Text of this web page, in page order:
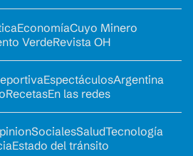
EconomíaCuyo Minero
VerdeRevista OH
EspectáculosArgentina
RecetasEn las redes
SocialesSaludTecnología
Estado del tránsito